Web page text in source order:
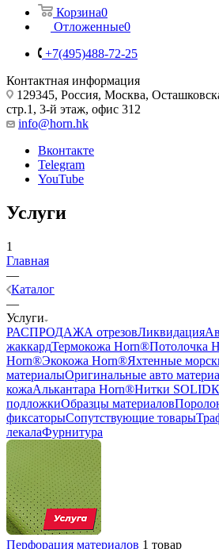
Корзина0
Контактная информация
129345, Россия, Москва,
стр.1, 3-й этаж, офис 312
Вконтакте
Telegram
Услуги
1
Главная
—
Каталог
—
Услуги
РАСПРОДАЖА отрезовЛиквидация
жаккардТермокожа Horn®Потолочка
Horn®Экокожа Horn®Яхтенные
материалыОригинальные авто
кожаАлькантара Horn®Нитки SOLID
подложкиОбразцы материалов
фиксаторыСопутствующие товары
лекалаФурнитура